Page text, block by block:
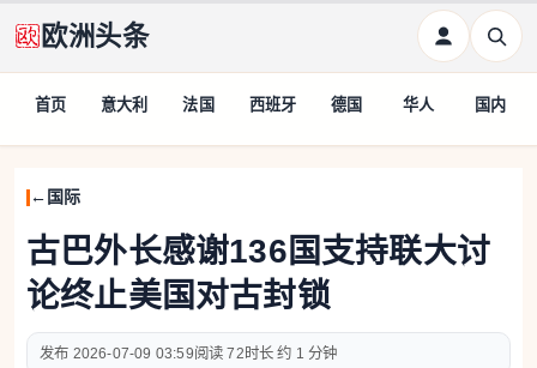
欧洲头条
首页 意大利 法国 西班牙 德国 华人 国内
国际
古巴外长感谢136国支持联大讨
论终止美国对古封锁
2026-07-09 03:59 72 约 1 分钟